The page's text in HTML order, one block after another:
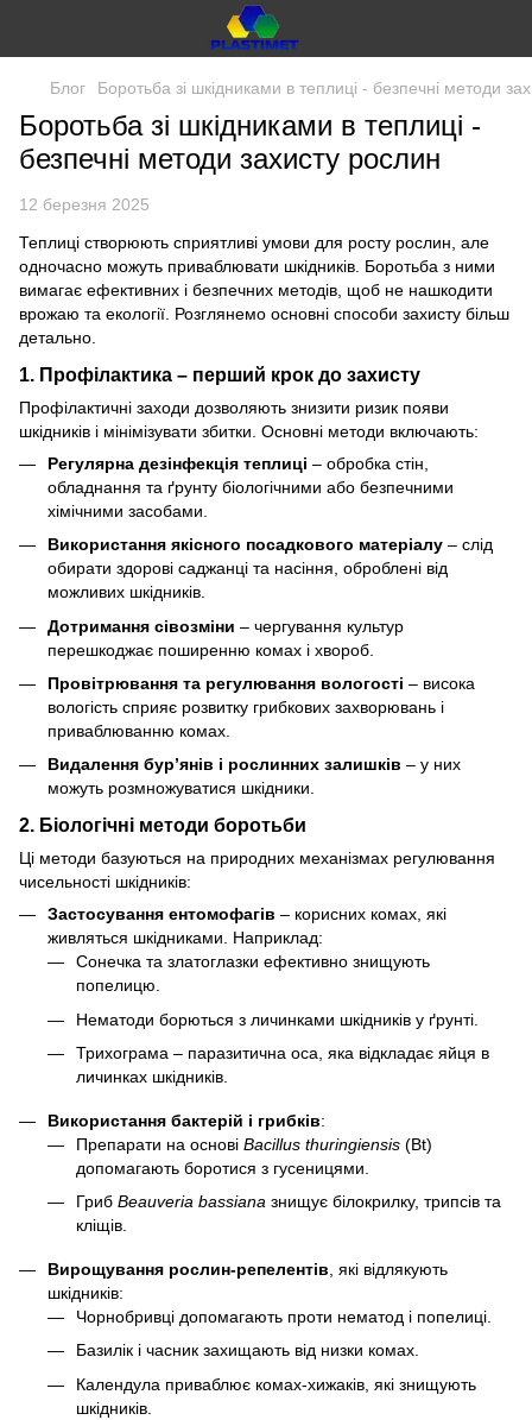
Блог Боротьба зі шкідниками в теплиці - безпечні методи
Боротьба зі шкідниками в теплиці -
безпечні методи захисту рослин
12 березня 2025
Теплиці створюють сприятливі умови для росту рослин, але
одночасно можуть приваблювати шкідників. Боротьба з ними
вимагає ефективних і безпечних методів, щоб не нашкодити
врожаю та екології. Розглянемо основні способи захисту більш
детально.
1. Профілактика – перший крок до захисту
Профілактичні заходи дозволяють знизити ризик появи
шкідників і мінімізувати збитки. Основні методи включають:
Регулярна дезінфекція теплиці – обробка стін,
обладнання та ґрунту біологічними або безпечними
хімічними засобами.
Використання якісного посадкового матеріалу – слід
обирати здорові саджанці та насіння, оброблені від
можливих шкідників.
Дотримання сівозміни – чергування культур
перешкоджає поширенню комах і хвороб.
Провітрювання та регулювання вологості – висока
вологість сприяє розвитку грибкових захворювань і
приваблюванню комах.
Видалення бур’янів і рослинних залишків – у них
можуть розмножуватися шкідники.
2. Біологічні методи боротьби
Ці методи базуються на природних механізмах регулювання
чисельності шкідників:
Застосування ентомофагів – корисних комах, які
живляться шкідниками. Наприклад:
Сонечка та златоглазки ефективно знищують
попелицю.
Нематоди борються з личинками шкідників у ґрунті.
Трихограма – паразитична оса, яка відкладає яйця в
личинках шкідників.
Використання бактерій і грибків:
Препарати на основі Bacillus thuringiensis (Bt)
допомагають боротися з гусеницями.
Гриб Beauveria bassiana знищує білокрилку, трипсів та
кліщів.
Вирощування рослин-репелентів , які відлякують
шкідників:
Чорнобривці допомагають проти нематод і попелиці.
Базилік і часник захищають від низки комах.
Календула приваблює комах-хижаків, які знищують
шкідників.